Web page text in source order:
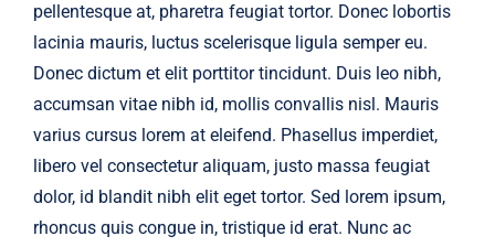
pellentesque at, pharetra feugiat tortor. Donec lobortis
lacinia mauris, luctus scelerisque ligula semper eu.
Donec dictum et elit porttitor tincidunt. Duis leo nibh,
accumsan vitae nibh id, mollis convallis nisl. Mauris
varius cursus lorem at eleifend. Phasellus imperdiet,
libero vel consectetur aliquam, justo massa feugiat
dolor, id blandit nibh elit eget tortor. Sed lorem ipsum,
rhoncus quis congue in, tristique id erat. Nunc ac